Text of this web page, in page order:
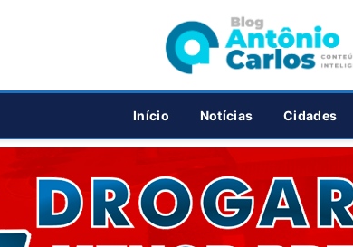
Início Notícias Cidades
PUBLICIDADE